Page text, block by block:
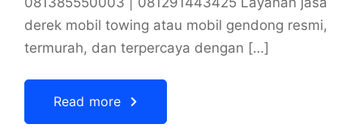
derek mobil towing atau mobil gendong resmi,
termurah, dan terpercaya dengan […]
Read more